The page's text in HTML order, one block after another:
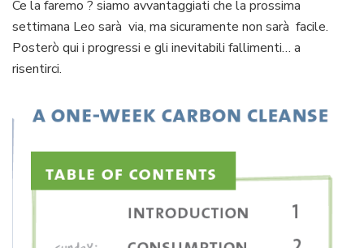
Ce la faremo ? siamo avvantaggiati che la prossima
settimana Leo sarà via, ma sicuramente non sarà facile.
Posterò qui i progressi e gli inevitabili fallimenti… a
risentirci.